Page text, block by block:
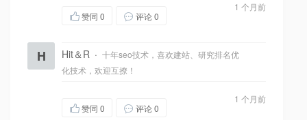
1 个月前
赞同 0 评论 0
H Hit＆R · 十年seo技术，喜欢建站、研究排名优
化技术，欢迎互撩！
1 个月前
赞同 0 评论 0